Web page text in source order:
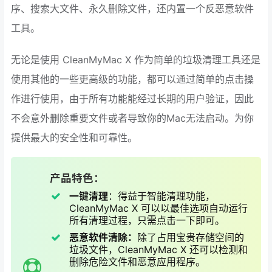
序、搜索大文件、永久删除文件，还内置一个反恶意软件
工具。
无论是使用 CleanMyMac X 作为简单的垃圾清理工具还是
使用其他的一些更高级的功能，都可以通过简单的点击操
作进行使用，由于所有功能能经过长期的用户验证，因此
不会意外删除重要文件或者导致你的Mac无法启动。为你
提供最大的安全性和可靠性。
产品特色：
一键清理 ：得益于智能清理功能，
CleanMyMac X 可以以最佳选项自动运行
所有清理过程，只需点击一下即可。
恶意软件清除： 除了占用宝贵存储空间的
垃圾文件，CleanMyMac X 还可以检测和
删除危险文件和恶意应用程序。